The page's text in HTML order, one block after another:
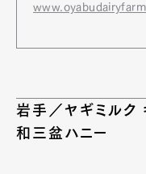
岩手／ヤギミルク
和三盆ハニー